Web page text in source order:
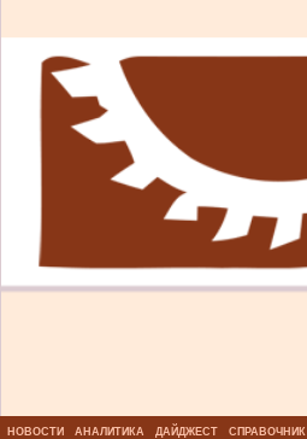
НОВОСТИ АНАЛИТИКА ДАЙДЖЕСТ СПРАВОЧНИК